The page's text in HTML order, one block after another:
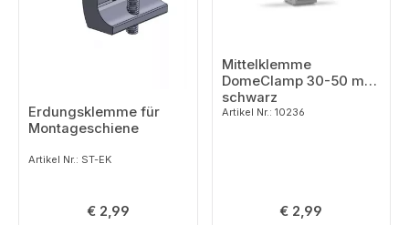
Erdungsklemme für
Montageschiene
Artikel Nr.: ST-EK
Regulärer Preis:
€ 2,99
Mittelklemme
DomeClamp 30-50 mm
schwarz
Artikel Nr.: 10236
Regulärer Preis:
€ 2,99